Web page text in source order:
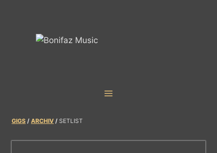
GIGS / ARCHIV / SETLIST